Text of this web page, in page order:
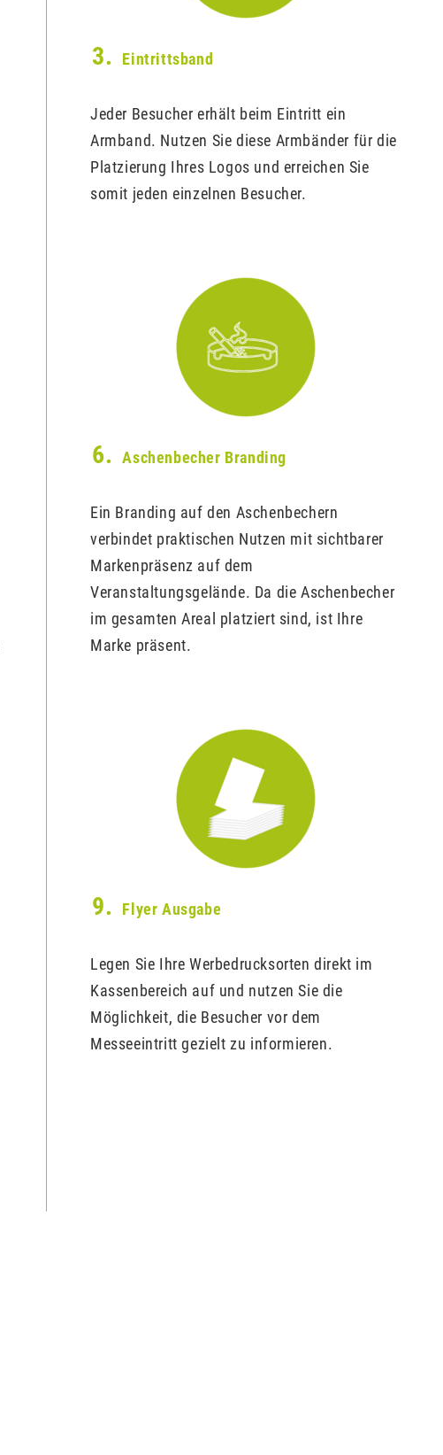
3. Eintrittsband
Jeder Besucher erhält beim Eintritt ein
Armband. Nutzen Sie diese Armbänder für die
Platzierung Ihres Logos und erreichen Sie
somit jeden einzelnen Besucher.
6. Aschenbecher Branding
Ein Branding auf den Aschenbechern
verbindet praktischen Nutzen mit sichtbarer
Markenpräsenz auf dem
Veranstaltungsgelände. Da die Aschenbecher
im gesamten Areal platziert sind, ist Ihre
Marke präsent.
9. Flyer Ausgabe
Legen Sie Ihre Werbedrucksorten direkt im
Kassenbereich auf und nutzen Sie die
Möglichkeit, die Besucher vor dem
Messeeintritt gezielt zu informieren.